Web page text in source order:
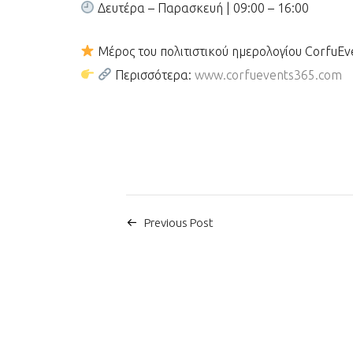
Δευτέρα – Παρασκευή | 09:00 – 16:00
Μέρος του πολιτιστικού ημερολογίου
Περισσότερα:www.corfuevents365.com
Previous Post